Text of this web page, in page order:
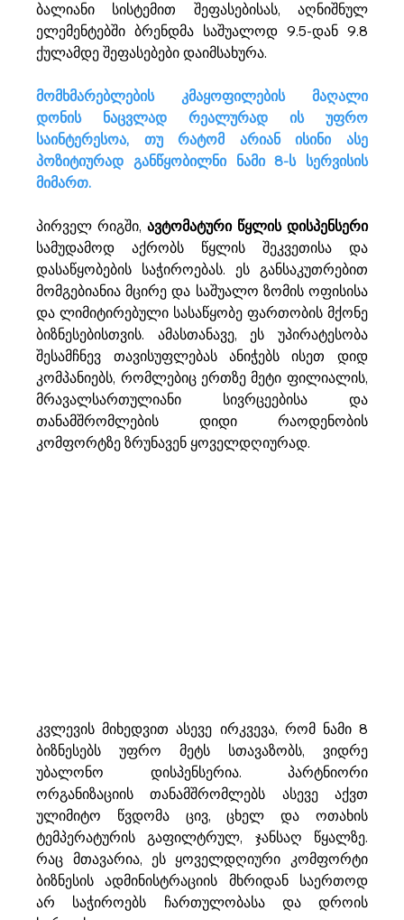
ბალიანი სისტემით შეფასებისას, აღნიშნულ
ელემენტებში ბრენდმა საშუალოდ 9.5-დან 9.8
ქულამდე შეფასებები დაიმსახურა.
მომხმარებლების კმაყოფილების მაღალი
დონის ნაცვლად რეალურად ის უფრო
საინტერესოა, თუ რატომ არიან ისინი ასე
პოზიტიურად განწყობილნი ნამი 8-ს სერვისის
მიმართ.
პირველ რიგში,
ავტომატური წყლის დისპენსერი
სამუდამოდ აქრობს წყლის შეკვეთისა და
დასაწყობების საჭიროებას. ეს განსაკუთრებით
მომგებიანია მცირე და საშუალო ზომის ოფისისა
და ლიმიტირებული სასაწყობე ფართობის მქონე
ბიზნესებისთვის. ამასთანავე, ეს უპირატესობა
შესამჩნევ თავისუფლებას ანიჭებს ისეთ დიდ
კომპანიებს, რომლებიც ერთზე მეტი ფილიალის,
მრავალსართულიანი სივრცეებისა და
თანამშრომლების დიდი რაოდენობის
კომფორტზე ზრუნავენ ყოველდღიურად.
კვლევის მიხედვით ასევე ირკვევა, რომ ნამი 8
ბიზნესებს უფრო მეტს სთავაზობს, ვიდრე
უბალონო დისპენსერია. პარტნიორი
ორგანიზაციის თანამშრომლებს ასევე აქვთ
ულიმიტო წვდომა ცივ, ცხელ და ოთახის
ტემპერატურის გაფილტრულ, ჯანსაღ წყალზე.
რაც მთავარია, ეს ყოველდღიური კომფორტი
ბიზნესის ადმინისტრაციის მხრიდან საერთოდ
არ საჭიროებს ჩართულობასა და დროის